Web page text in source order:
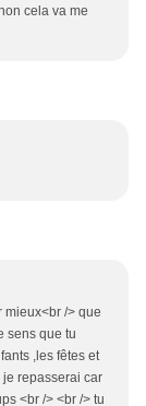
cela va me
mieux<br /> que
sens que tu
,les fêtes et
je repasserai car
<br /> <br /> tu